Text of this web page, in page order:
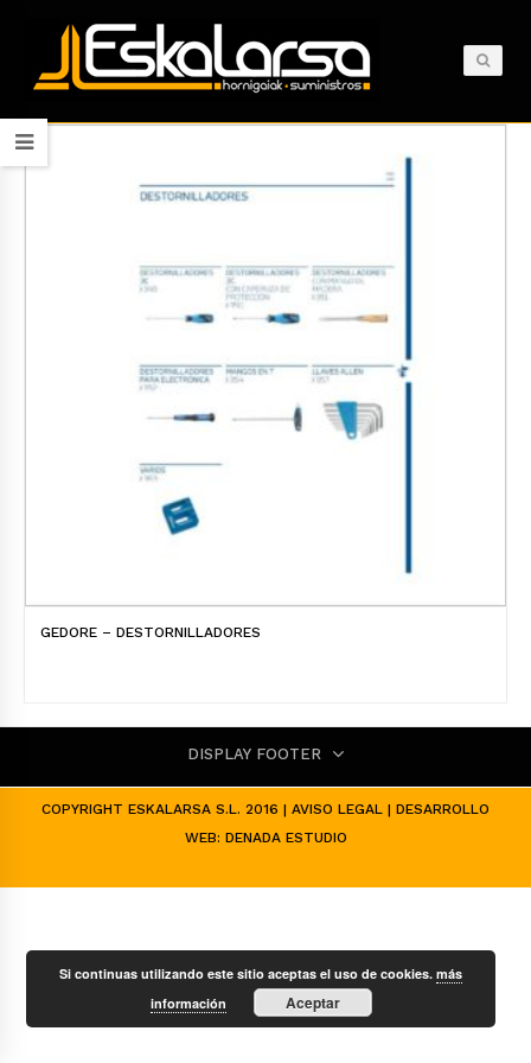
GEDORE – DESTORNILLADORES
DISPLAY FOOTER
COPYRIGHT ESKALARSA S.L. 2016 | AVISO LEGAL | DESARROLLO
WEB: DENADA ESTUDIO
Si continuas utilizando este sitio aceptas el uso de cookies.más
información
Aceptar